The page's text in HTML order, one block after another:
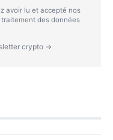
avoir lu et accepté nos
des données
crypto →